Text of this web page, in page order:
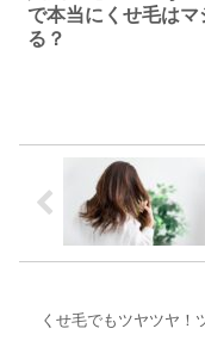
で本当にくせ毛はマ
る？
くせ毛でもツヤツヤ！